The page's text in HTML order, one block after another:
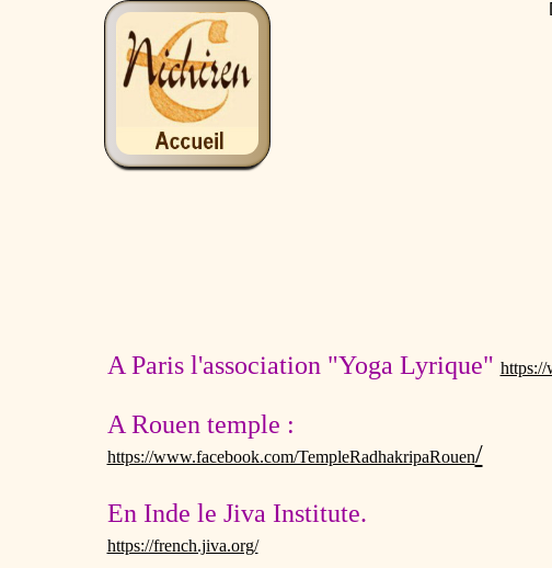
A Paris l'association "Yoga Lyrique" https://
A Rouen temple :
https://www.facebook.com/TempleRadhakripaRouen/
En Inde le Jiva Institute.
https://french.jiva.org/